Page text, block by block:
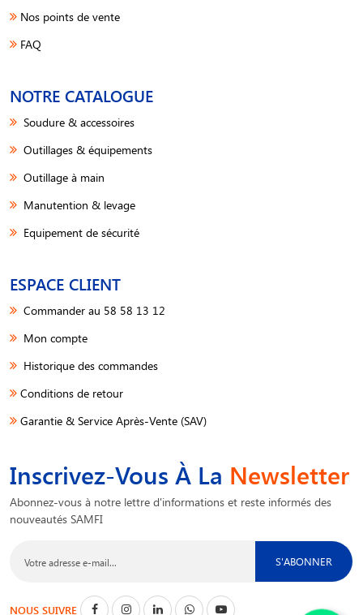
Nos points de vente
FAQ
NOTRE CATALOGUE
Soudure & accessoires
Outillages & équipements
Outillage à main
Manutention & levage
Equipement de sécurité
ESPACE CLIENT
Commander au 58 58 13 12
Mon compte
Historique des commandes
Conditions de retour
Garantie & Service Après-Vente (SAV)
Inscrivez-Vous À La Newsletter
Abonnez-vous à notre lettre d'informations et reste informés des
nouveautés SAMFI
S'ABONNER
NOUS SUIVRE